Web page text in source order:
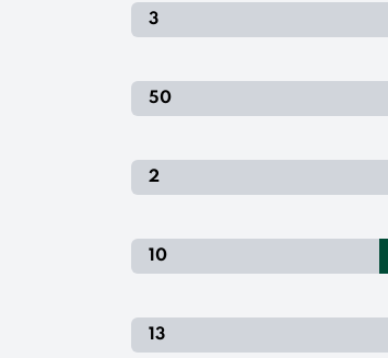
3
50
2
10
13